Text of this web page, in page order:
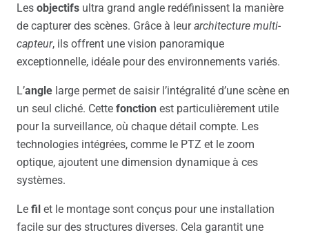
Les objectifs ultra grand angle redéfinissent la manière
de capturer des scènes. Grâce à leurarchitecture multi-
capteur, ils offrent une vision panoramique
exceptionnelle, idéale pour des environnements variés.
L’angle large permet de saisir l’intégralité d’une scène en
un seul cliché. Cette fonction est particulièrement utile
pour la surveillance, où chaque détail compte. Les
technologies intégrées, comme le PTZ et le zoom
optique, ajoutent une dimension dynamique à ces
systèmes.
Le fil et le montage sont conçus pour une installation
facile sur des structures diverses. Cela garantit une